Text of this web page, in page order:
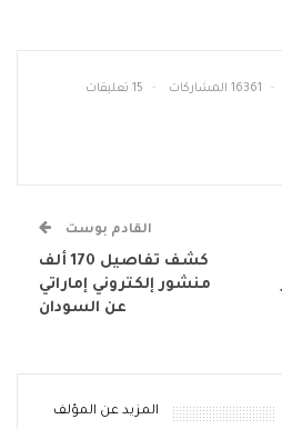
16361 المشاركات 15 تعليقات
القادم بوست
كشف تفاصيل 170 ألف
منشور إلكتروني إماراتي
عن السودان
المزيد عن المؤلف